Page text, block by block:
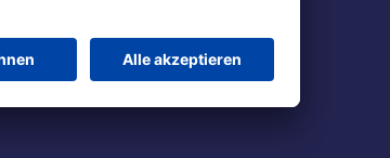
Konzernstrategie